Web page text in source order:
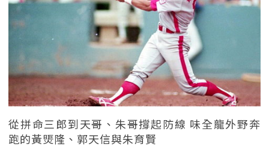
從拼命三郎到天哥、朱哥撐起防線 味全龍外野奔
跑的黃煚隆、郭天信與朱育賢